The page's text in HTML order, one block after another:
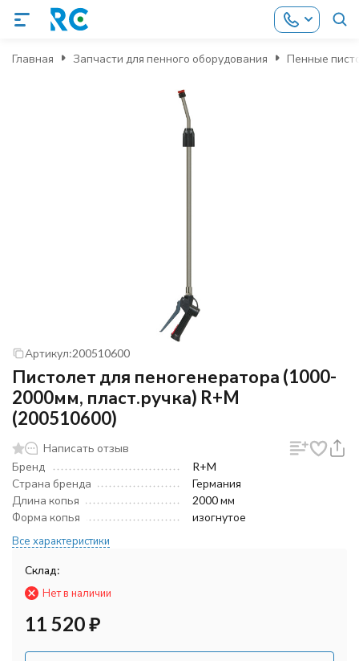
Главная Запчасти для пенного оборудования Пенные
Артикул:200510600
Пистолет для пеногенератора (1000-
2000мм, пласт.ручка) R+M
(200510600)
Написать отзыв
Бренд
R+M
Страна бренда
Германия
Длина копья
2000 мм
Форма копья
изогнутое
Все характеристики
Склад:
Нет в наличии
11 520₽